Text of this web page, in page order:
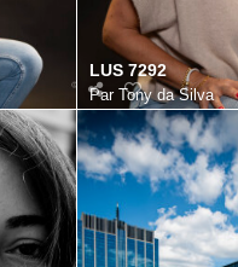
LUS 7292
Par Tony da Silva